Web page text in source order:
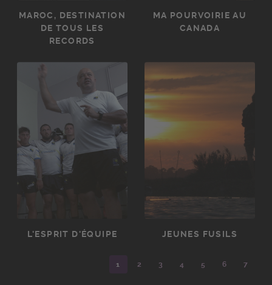
MAROC, DESTINATION
DE TOUS LES
RECORDS
MA POURVOIRIE AU
CANADA
L'ESPRIT D'ÉQUIPE JEUNES FUSILS
1 2 3 4 5 6 7